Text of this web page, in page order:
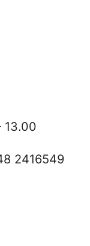
13.00
2416549